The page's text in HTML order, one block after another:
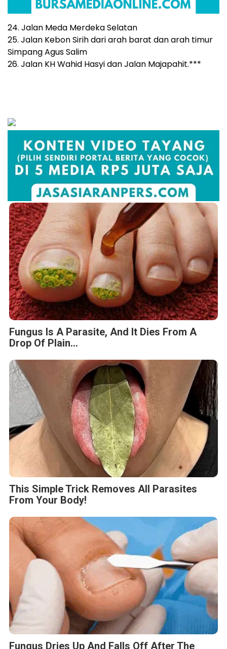
24. Jalan Meda Merdeka Selatan
25. Jalan Kebon Sirih dari arah barat dan arah timur
Simpang Agus Salim
26. Jalan KH Wahid Hasyi dan Jalan Majapahit.***
Fungus Is A Parasite, And It Dies From A
Drop Of Plain...
This Simple Trick Removes All Parasites
From Your Body!
Fungus Dries Up And Falls Off After The